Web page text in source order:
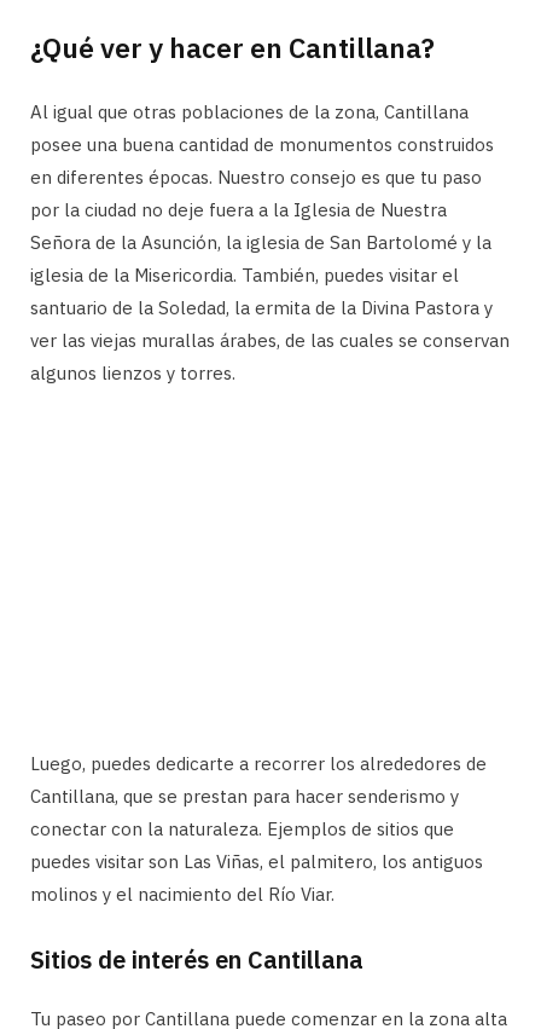
¿Qué ver y hacer en Cantillana?
Al igual que otras poblaciones de la zona, Cantillana
posee una buena cantidad de monumentos construidos
en diferentes épocas. Nuestro consejo es que tu paso
por la ciudad no deje fuera a la Iglesia de Nuestra
Señora de la Asunción, la iglesia de San Bartolomé y la
iglesia de la Misericordia. También, puedes visitar el
santuario de la Soledad, la ermita de la Divina Pastora y
ver las viejas murallas árabes, de las cuales se conservan
algunos lienzos y torres.
Luego, puedes dedicarte a recorrer los alrededores de
Cantillana, que se prestan para hacer senderismo y
conectar con la naturaleza. Ejemplos de sitios que
puedes visitar son Las Viñas, el palmitero, los antiguos
molinos y el nacimiento del Río Viar.
Sitios de interés en Cantillana
Tu paseo por Cantillana puede comenzar en la zona alta